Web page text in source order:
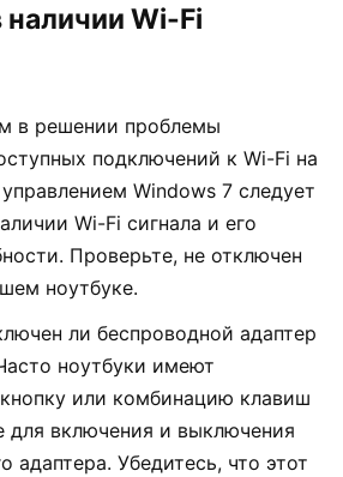
Wi-Fi
в решении проблемы
подключений к Wi-Fi на
Windows 7 следует
Wi-Fi сигнала и его
Проверьте, не отключен
ноутбуке.
ли беспроводной адаптер
ноутбуки имеют
или комбинацию клавиш
для включения и выключения
адаптера. Убедитесь, что этот